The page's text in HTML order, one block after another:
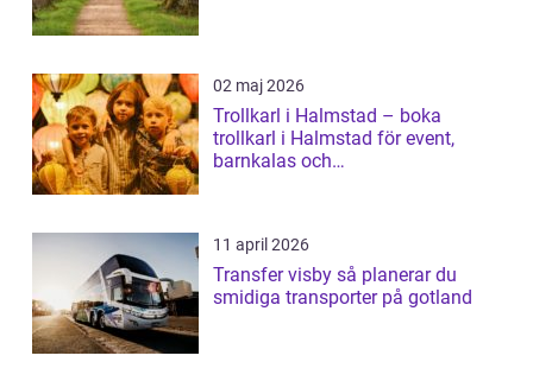
02 maj 2026
Trollkarl i Halmstad – boka
trollkarl i Halmstad för event,
barnkalas och
11 april 2026
Transfer visby så planerar du
smidiga transporter på gotland